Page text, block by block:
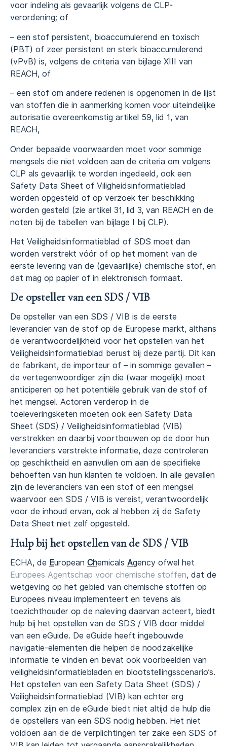
voor indeling als gevaarlijk volgens de CLP-
verordening; of
– een stof persistent, bioaccumulerend en toxisch
(PBT) of zeer persistent en sterk bioaccumulerend
(vPvB) is, volgens de criteria van bijlage XIII van
REACH, of
– een stof om andere redenen is opgenomen in de lijst
van stoffen die in aanmerking komen voor uiteindelijke
autorisatie overeenkomstig artikel 59, lid 1, van
REACH,
Onder bepaalde voorwaarden moet voor sommige
mengsels die niet voldoen aan de criteria om volgens
CLP als gevaarlijk te worden ingedeeld, ook een
Safety Data Sheet of Viligheidsinformatieblad
worden opgesteld of op verzoek ter beschikking
worden gesteld (zie artikel 31, lid 3, van REACH en de
noten bij de tabellen van bijlage I bij CLP).
Het Veiligheidsinformatieblad of SDS moet dan
worden verstrekt vóór of op het moment van de
eerste levering van de (gevaarlijke) chemische stof, en
dat mag op papier of in elektronisch formaat.
De opsteller van een SDS / VIB
De opsteller van een SDS / VIB is de eerste
leverancier van de stof op de Europese markt, althans
de verantwoordelijkheid voor het opstellen van het
Veiligheidsinformatieblad berust bij deze partij. Dit kan
de fabrikant, de importeur of – in sommige gevallen –
de vertegenwoordiger zijn die (waar mogelijk) moet
anticiperen op het potentiële gebruik van de stof of
het mengsel. Actoren verderop in de
toeleveringsketen moeten ook een Safety Data
Sheet (SDS) / Veiligheidsinformatieblad (VIB)
verstrekken en daarbij voortbouwen op de door hun
leveranciers verstrekte informatie, deze controleren
op geschiktheid en aanvullen om aan de specifieke
behoeften van hun klanten te voldoen. In alle gevallen
zijn de leveranciers van een stof of een mengsel
waarvoor een SDS / VIB is vereist, verantwoordelijk
voor de inhoud ervan, ook al hebben zij de Safety
Data Sheet niet zelf opgesteld.
Hulp bij het opstellen van de SDS / VIB
ECHA, de European Chemicals Agency ofwel het
Europees Agentschap voor chemische stoffen, dat de
wetgeving op het gebied van chemische stoffen op
Europees niveau implementeert en tevens als
toezichthouder op de naleving daarvan acteert, biedt
hulp bij het opstellen van de SDS / VIB door middel
van een eGuide. De eGuide heeft ingebouwde
navigatie-elementen die helpen de noodzakelijke
informatie te vinden en bevat ook voorbeelden van
veiligheidsinformatiebladen en blootstellingsscenario’s.
Het opstellen van een Safety Data Sheet (SDS) /
Veiligheidsinformatieblad (VIB) kan echter erg
complex zijn en de eGuide biedt niet altijd de hulp die
de opstellers van een SDS nodig hebben. Het niet
voldoen aan de de verplichtingen ter zake een SDS of